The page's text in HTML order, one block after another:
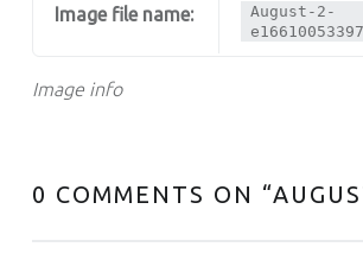
Image info
Image file name:
August-2-
0 COMMENTS ON “